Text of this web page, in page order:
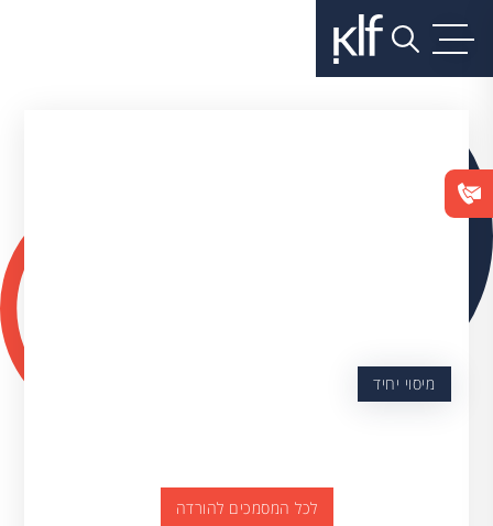
מיסוי יחיד
לכל המסמכים להורדה